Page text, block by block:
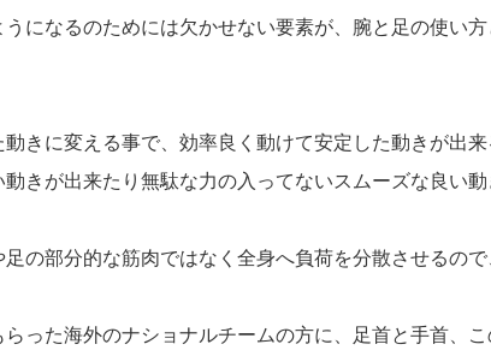
うになるのためには欠かせない要素が、腕と足の使い
きに変える事で、効率良く動けて安定した動きが出来
動きが出来たり無駄な力の入ってないスムーズな良い
足の部分的な筋肉ではなく全身へ負荷を分散させるので
らった海外のナショナルチームの方に、足首と手首、